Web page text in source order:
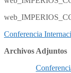
Conferencia
Archivos Adjuntos